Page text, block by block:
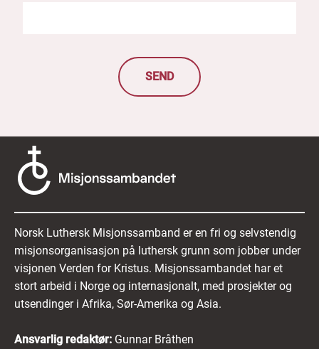
SEND
Norsk Luthersk Misjonssamband er en fri og selvstendig
misjonsorganisasjon på luthersk grunn som jobber under
visjonen Verden for Kristus. Misjonssambandet har et
stort arbeid i Norge og internasjonalt, med prosjekter og
utsendinger i Afrika, Sør-Amerika og Asia.
Ansvarlig redaktør: Gunnar Bråthen